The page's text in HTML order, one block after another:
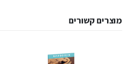
מוצרים קשורים